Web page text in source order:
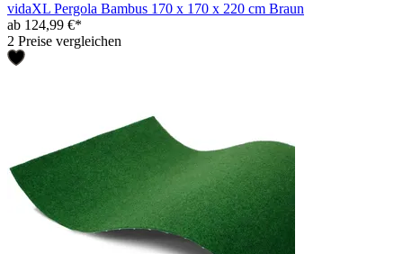
vidaXL Pergola Bambus 170 x 170 x 220 cm Braun
ab 124,99 €*
2 Preise vergleichen